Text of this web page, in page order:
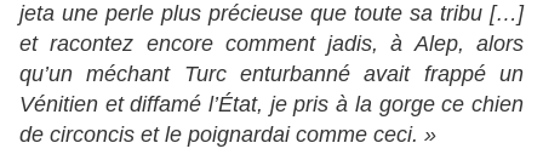
jeta une perle plus précieuse que toute sa tribu […]
et racontez encore comment jadis, à Alep, alors
qu’un méchant Turc enturbanné avait frappé un
Vénitien et diffamé l’État, je pris à la gorge ce chien
de circoncis et le poignardai comme ceci. »